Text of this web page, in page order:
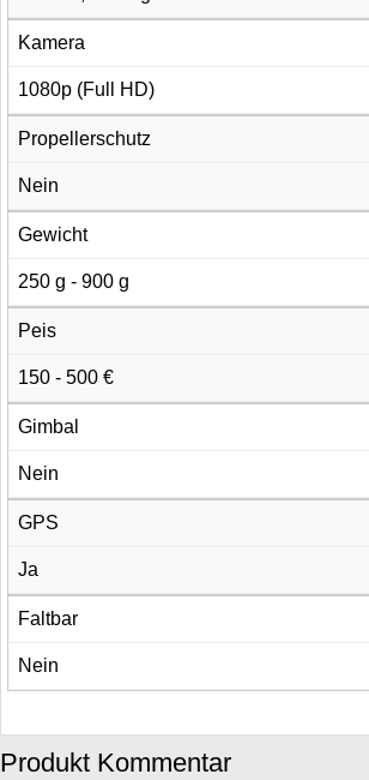
Kamera
1080p (Full HD)
Propellerschutz
Nein
Gewicht
250 g - 900 g
Peis
150 - 500 €
Gimbal
Nein
GPS
Ja
Faltbar
Nein
Produkt Kommentar